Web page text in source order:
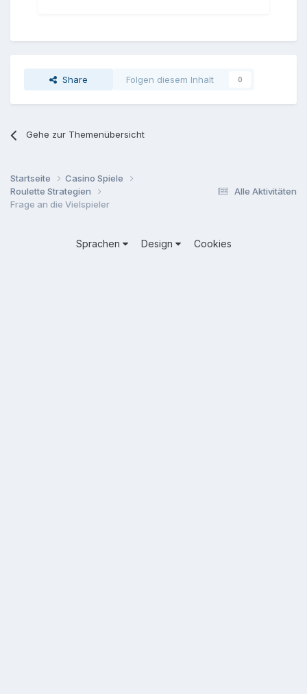
Share Folgen diesem Inhalt 0
Gehe zur Themenübersicht
Alle Aktivitäten
Startseite
Casino Spiele
Roulette Strategien
Frage an die Vielspieler
Sprachen Design Cookies